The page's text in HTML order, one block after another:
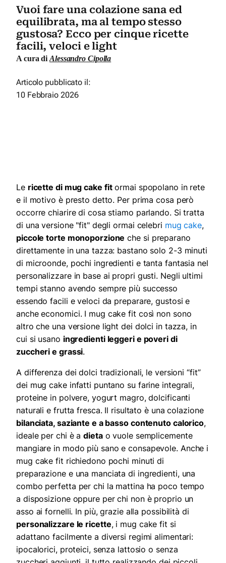
Vuoi fare una colazione sana ed
equilibrata, ma al tempo stesso
gustosa? Ecco per cinque ricette
facili, veloci e light
A cura di Alessandro Cipolla
Articolo pubblicato il:
10 Febbraio 2026
Le ricette di mug cake fitormai spopolano in rete
e il motivo è presto detto. Per prima cosa però
occorre chiarire di cosa stiamo parlando. Si tratta
di una versione "fit" degli ormai celebri mug cake,
piccole torte monoporzione che si preparano
direttamente in una tazza: bastano solo 2-3 minuti
di microonde, pochi ingredienti e tanta fantasia nel
personalizzare in base ai propri gusti. Negli ultimi
tempi stanno avendo sempre più successo
essendo facili e veloci da preparare, gustosi e
anche economici. I mug cake fit così non sono
altro che una versione light dei dolci in tazza, in
cui si usano ingredienti leggeri e poveri di
zuccheri e grassi.
A differenza dei dolci tradizionali, le versioni “fit”
dei mug cake infatti puntano su farine integrali,
proteine in polvere, yogurt magro, dolcificanti
naturali e frutta fresca. Il risultato è una colazione
bilanciata, saziante e a basso contenuto calorico,
ideale per chi è adietao vuole semplicemente
mangiare in modo più sano e consapevole. Anche i
mug cake fit richiedono pochi minuti di
preparazione e una manciata di ingredienti, una
combo perfetta per chi la mattina ha poco tempo
a disposizione oppure per chi non è proprio un
asso ai fornelli. In più, grazie alla possibilità di
personalizzare le ricette, i mug cake fit si
adattano facilmente a diversi regimi alimentari:
ipocalorici, proteici, senza lattosio o senza